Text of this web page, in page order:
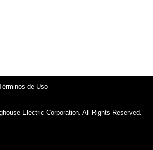
de Uso
Electric Corporation. All Rights Reserved.